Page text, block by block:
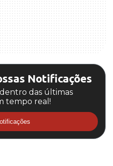
Notificações
das últimas
tempo real!